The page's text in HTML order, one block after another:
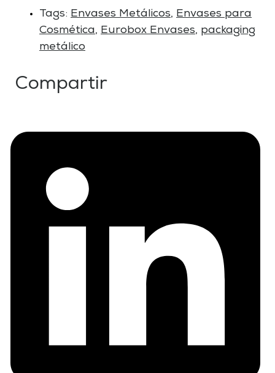
Tags: Envases Metálicos, Envases para
Cosmética, Eurobox Envases, packaging
metálico
Compartir